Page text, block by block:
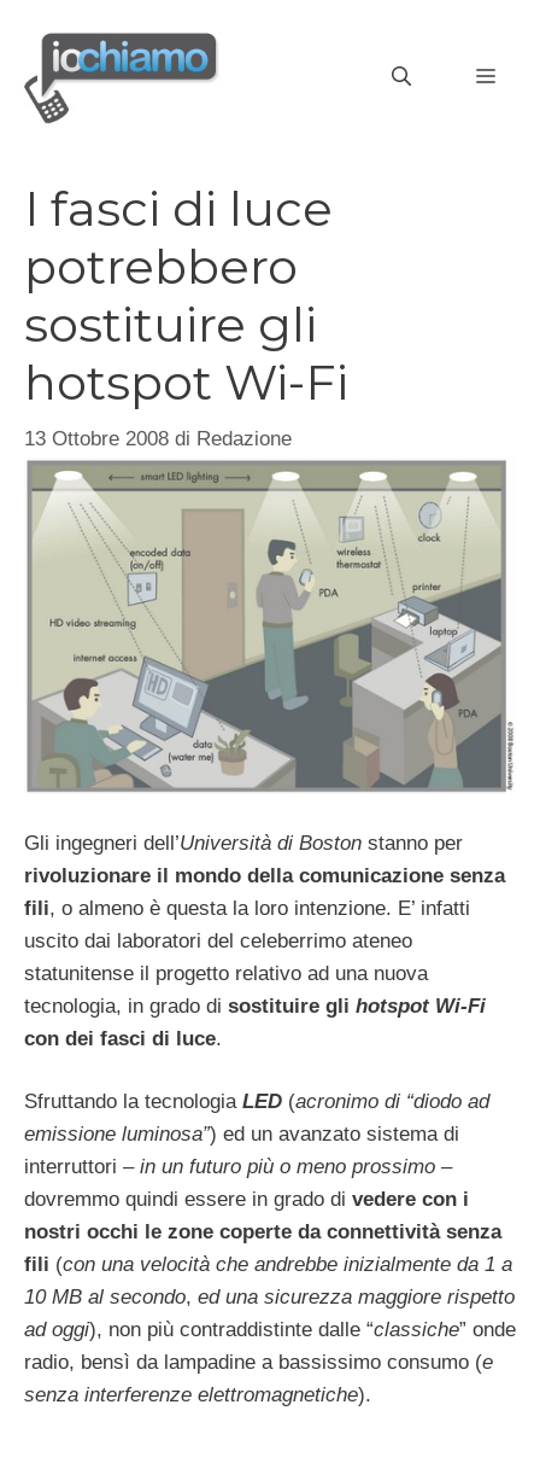
contenuto
I fasci di luce
potrebbero
sostituire gli
hotspot Wi-Fi
13 Ottobre 2008 di Redazione
Gli ingegneri dell’Università di Boston stanno per
rivoluzionare il mondo della comunicazione senza
fili, o almeno è questa la loro intenzione. E’ infatti
uscito dai laboratori del celeberrimo ateneo
statunitense il progetto relativo ad una nuova
tecnologia, in grado di sostituire gli hotspot Wi-Fi
con dei fasci di luce.
Sfruttando la tecnologia LED (acronimo di “diodo ad
emissione luminosa”) ed un avanzato sistema di
interruttori – in un futuro più o meno prossimo –
dovremmo quindi essere in grado di vedere con i
nostri occhi le zone coperte da connettività senza
fili (con una velocità che andrebbe inizialmente da 1 a
10 MB al secondo, ed una sicurezza maggiore rispetto
ad oggi), non più contraddistinte dalle “classiche” onde
radio, bensì da lampadine a bassissimo consumo (e
senza interferenze elettromagnetiche).